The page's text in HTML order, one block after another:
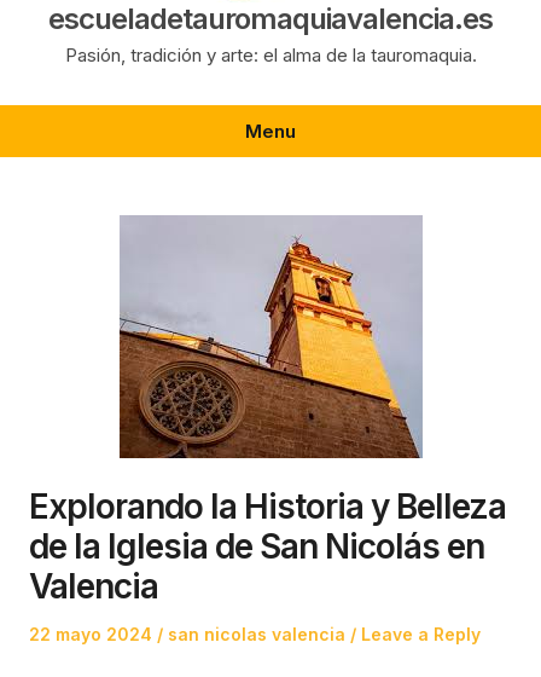
escueladetauromaquiavalencia.es
Pasión, tradición y arte: el alma de la tauromaquia.
Menu
Explorando la Historia y Belleza
de la Iglesia de San Nicolás en
Valencia
Posted
22 mayo 2024
Posted
san nicolas valencia Leave a Reply